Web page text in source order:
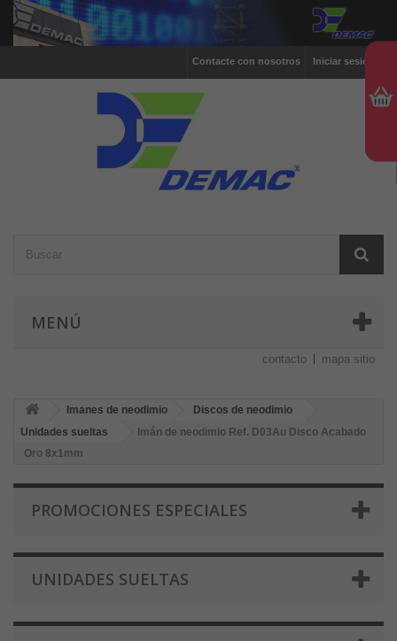
Iniciar sesión
Contacte con nosotros
MENÚ
contacto mapa sitio
Imanes de neodimio
Discos de neodimio
Unidades sueltas
Imán de neodimio Ref. D03Au Disco Acabado
Oro 8x1mm
PROMOCIONES ESPECIALES
UNIDADES SUELTAS